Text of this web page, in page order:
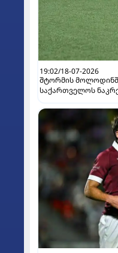
19:02/18-07-2026
შტორმის
საქართველოს